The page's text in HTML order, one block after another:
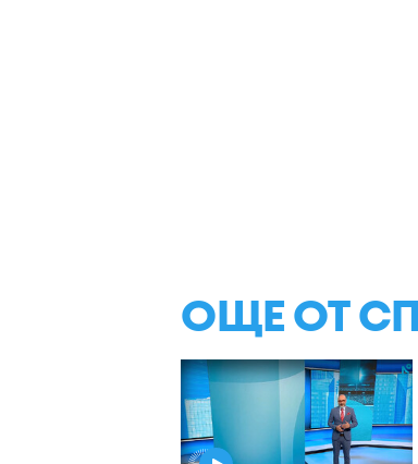
ОЩЕ ОТ